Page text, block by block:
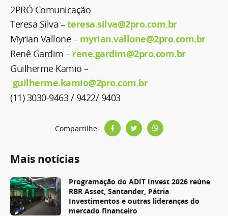
2PRÓ Comunicação
Teresa Silva –teresa.silva@2pro.com.br
Myrian Vallone – myrian.vallone@2pro.com.br
Renê Gardim – rene.gardim@2pro.com.br
Guilherme Kamio –
guilherme.kamio@2pro.com.br
(11) 3030-9463 / 9422/ 9403
Compartilhe:
Mais notícias
Programação do ADIT Invest 2026 reúne
RBR Asset, Santander, Pátria
Investimentos e outras lideranças do
mercado financeiro